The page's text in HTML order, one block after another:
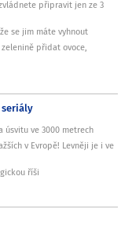
připravit jen ze 3
se jim máte vyhnout
přidat ovoce,
úsvitu ve 3000 metrech
v Evropě! Levněji je i ve
říši